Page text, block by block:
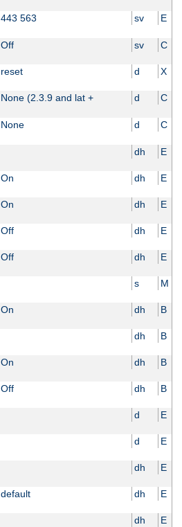
443 563 sv E
Off sv C
reset d X
None (2.3.9 and lat + d C
None d C
dh E
On dh E
On dh E
Off dh E
Off dh E
s M
On dh B
dh B
On dh B
Off dh B
d E
d E
dh E
default dh E
dh E